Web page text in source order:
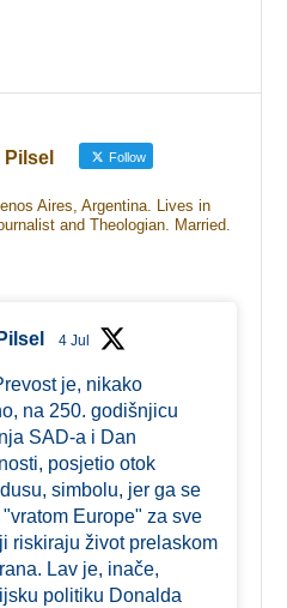
Follow
Aires, Argentina. Lives in
and Theologian. Married.
4 Jul
je, nikako
na 250. godišnjicu
SAD-a i Dan
posjetio otok
simbolu, jer ga se
Europe" za sve
riskiraju život prelaskom
Lav je, inače,
politiku Donalda